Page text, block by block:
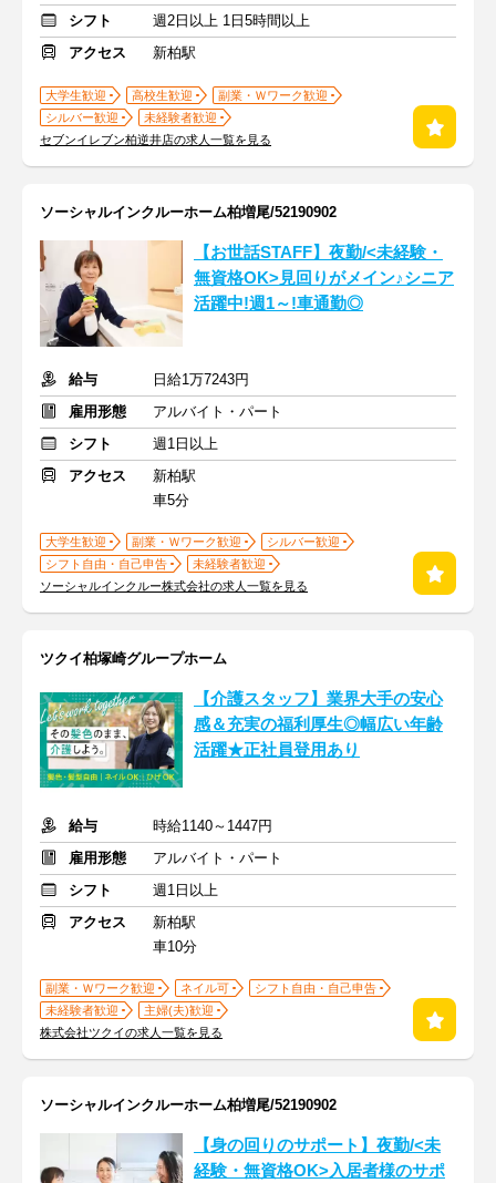
シフト
週2日以上 1日5時間以上
アクセス
新柏駅
大学生歓迎 高校生歓迎
副業・Ｗワーク歓迎
シルバー歓迎
未経験者歓迎
セブンイレブン柏逆井店の求人一覧を見る
ソーシャルインクルーホーム柏増尾/52190902
【お世話STAFF】夜勤/<未経験・
無資格OK>見回りがメイン♪シニア
活躍中!週1～!車通勤◎
給与
日給1万7243円
雇用形態
アルバイト・パート
シフト
週1日以上
アクセス
新柏駅
車5分
大学生歓迎 副業・Ｗワーク歓迎
シルバー歓迎
シフト自由・自己申告
未経験者歓迎
ソーシャルインクルー株式会社の求人一覧を見る
ツクイ柏塚崎グループホーム
【介護スタッフ】業界大手の安心
感＆充実の福利厚生◎幅広い年齢
活躍★正社員登用あり
給与
時給1140～1447円
雇用形態
アルバイト・パート
シフト
週1日以上
アクセス
新柏駅
車10分
副業・Ｗワーク歓迎 ネイル可
シフト自由・自己申告
未経験者歓迎
主婦(夫)歓迎
株式会社ツクイの求人一覧を見る
ソーシャルインクルーホーム柏増尾/52190902
【身の回りのサポート】夜勤/<未
経験・無資格OK>入居者様のサポ